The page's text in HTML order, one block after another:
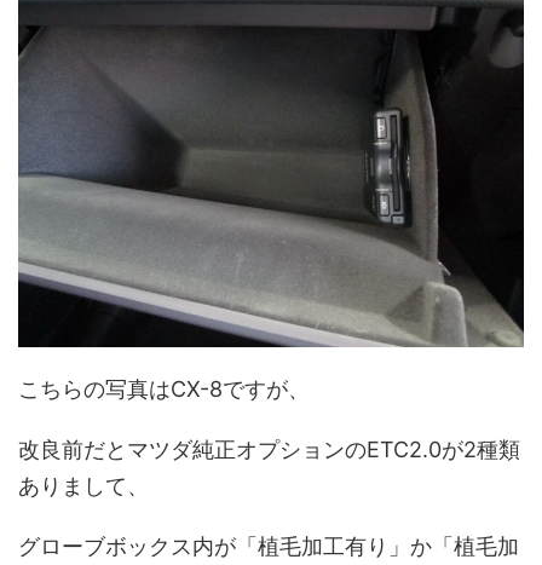
こちらの写真はCX-8ですが、
改良前だとマツダ純正オプションのETC2.0が2種類
ありまして、
グローブボックス内が「植毛加工有り」か「植毛加